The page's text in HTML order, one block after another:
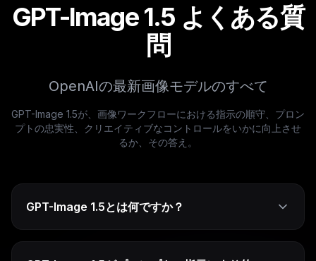
GPT-Image 1.5 よくある質
問
OpenAIの最新画像モデルのすべて
GPT-Image 1.5が、画像ワークフローにおける指示の順守、プロン
プトの忠実性、クリエイティブなコントロールをいかに向上させ
るか、その答え。
GPT-Image 1.5とは何ですか？